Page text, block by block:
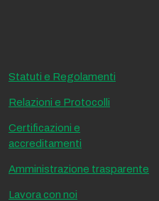
Statuti e Regolamenti
Relazioni e Protocolli
Certificazioni e
accreditamenti
Amministrazione trasparente
Lavora con noi